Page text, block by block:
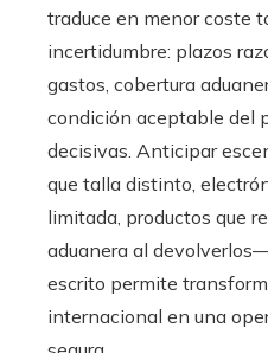
traduce en menor coste
incertidumbre: plazos
gastos, cobertura
condición aceptable del
decisivas. Anticipar
que talla distinto,
limitada, productos que
aduanera al
escrito permite
internacional en una